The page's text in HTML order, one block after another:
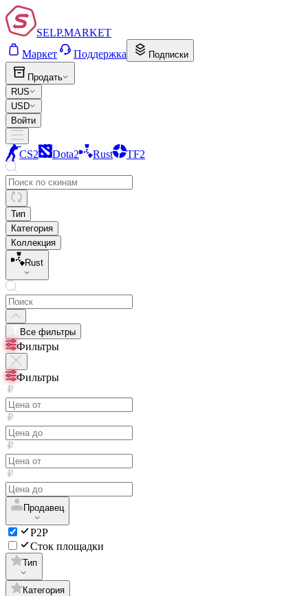
SELP.MARKET
Маркет
Поддержка Подписки
Продать
RUS
USD
Войти
CS2 Dota2 Rust TF2
Тип
Категория
Коллекция
Rust
Все фильтры
Фильтры
Фильтры
Продавец
P2P
Сток площадки
Тип
Категория